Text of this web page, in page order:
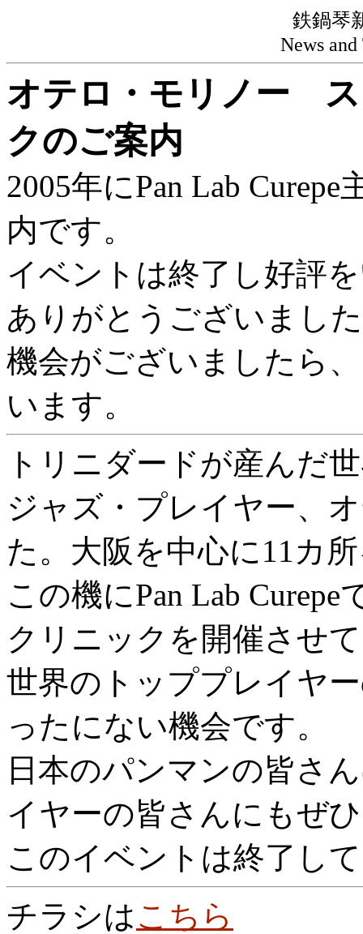
鉄鍋琴
News and
オテロ・モリノー ス
クのご案内
2005年にPan Lab
内です。
イベントは終了し好評
ありがとうございまし
機会がございましたら
います。
トリニダードが産んだ
ジャズ・プレイヤー、
た。大阪を中心に11カ
この機にPan Lab
クリニックを開催させ
世界のトッププレイヤ
ったにない機会です。
日本のパンマンの皆さ
イヤーの皆さんにもぜ
このイベントは終了し
チラシはこちら